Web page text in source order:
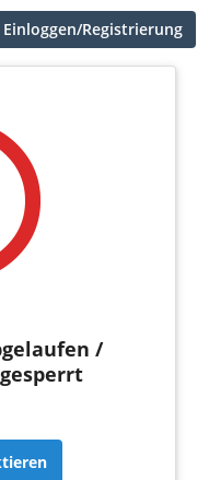
Einloggen/Registrierung
/